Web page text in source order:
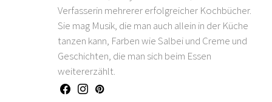
Verfasserin mehrerer erfolgreicher Kochbücher.
Sie mag Musik, die man auch allein in der Küche
tanzen kann, Farben wie Salbei und Creme und
Geschichten, die man sich beim Essen
weitererzählt.